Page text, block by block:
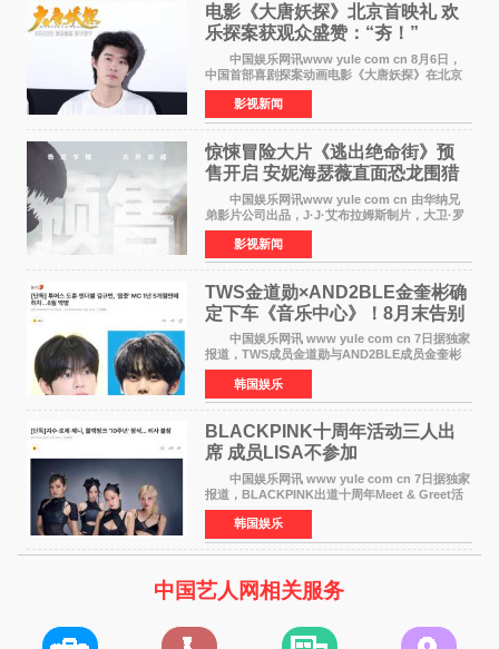
电影《大唐妖探》北京首映礼 欢
乐探案获观众盛赞：“夯！”
中国娱乐网讯www yule com cn 8月6日，
中国首部喜剧探案动画电影《大唐妖探》在北京
举办电影首映礼。导演程腾、联合导演黄珉、总
制片人曹紫建、制片人李莹莹，配音导演张喆，
对白指导程寅，领
影视新闻
惊悚冒险大片《逃出绝命街》预
售开启 安妮海瑟薇直面恐龙围猎
中国娱乐网讯www yule com cn 由华纳兄
弟影片公司出品，J·J·艾布拉姆斯制片，大卫·罗
伯特·米切尔执导，好莱坞巨星安妮·海瑟薇和伊万
·麦克格雷格领衔主演的2026暑期惊悚冒险大片
《逃出绝
影视新闻
TWS金道勋×AND2BLE金奎彬确
定下车《音乐中心》！8月末告别
MC席位
中国娱乐网讯 www yule com cn 7日据独家
报道，TWS成员金道勋与AND2BLE成员金奎彬
将于8月离开《音乐中心》MC的位置。 金道
勋与金奎彬于去年3月与H2H A-NA一起被选为
《音乐中心》MC，约1
韩国娱乐
BLACKPINK十周年活动三人出
席 成员LISA不参加
中国娱乐网讯 www yule com cn 7日据独家
报道，BLACKPINK出道十周年Meet & Greet活
动将由智秀、ROS&Eacute;、JENNIE出席，
LISA将缺席。 此前BLACKPINK所属社YG并
未为组合出道十周年做
韩国娱乐
中国艺人网相关服务